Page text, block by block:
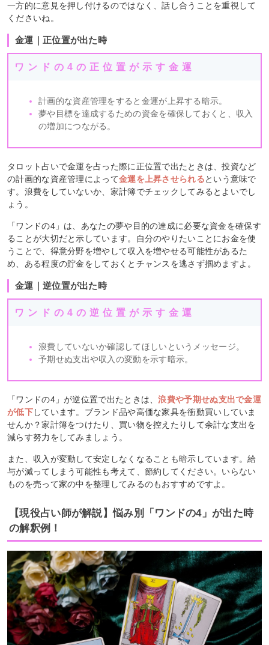
一方的に意見を押し付けるのではなく、話し合うことを重視して
くださいね。
金運｜正位置が出た時
ワンドの4の正位置が示す金運
計画的な資産管理をすると金運が上昇する暗示。
夢や目標を達成するための資金を確保しておくと、収入
の増加につながる。
タロット占いで金運を占った際に正位置で出たときは、投資など
の計画的な資産管理によって金運を上昇させられるという意味で
す。浪費をしていないか、家計簿でチェックしてみるとよいでし
ょう。
「ワンドの4」は、あなたの夢や目的の達成に必要な資金を確保す
ることが大切だと示しています。自分のやりたいことにお金を使
うことで、得意分野を増やして収入を増やせる可能性があるた
め、ある程度の貯金をしておくとチャンスを逃さず掴めますよ。
金運｜逆位置が出た時
ワンドの4の逆位置が示す金運
浪費していないか確認してほしいというメッセージ。
予期せぬ支出や収入の変動を示す暗示。
「ワンドの4」が逆位置で出たときは、浪費や予期せぬ支出で金運
が低下しています。ブランド品や高価な家具を衝動買いしていま
せんか？家計簿をつけたり、買い物を控えたりして余計な支出を
減らす努力をしてみましょう。
また、収入が変動して安定しなくなることも暗示しています。給
与が減ってしまう可能性も考えて、節約してください。いらない
ものを売って家の中を整理してみるのもおすすめですよ。
【現役占い師が解説】悩み別「ワンドの4」が出た時
の解釈例！